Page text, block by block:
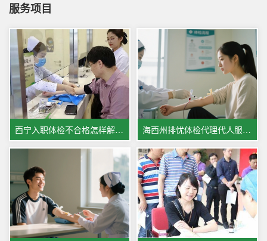
服务项目
西宁入职体检不合格怎样解决,西宁体检医院体检服务相关情况 海西州排忧体检代理代人服务中心